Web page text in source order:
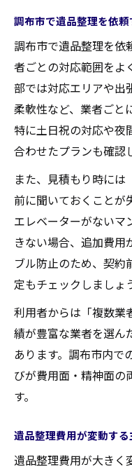
安心して依
遺品整理で
追加費用や
遺品整理で
料金面で後悔し
遺品整理で
料金とサー
遺品整理の
見積書の確
調布市で遺品整理を依
調布市で遺品整理を依
者ごとの対応範囲をよ
部では対応エリアや出
柔軟性など、業者ごと
特に土日祝の対応や夜
合わせたプランも確認
また、見積もり時に
前に聞いておくことが
エレベーターがないマ
きない場合、追加費用
ブル防止のため、契約
定もチェックしましょ
利用者からは「複数業
績が豊富な業者を選ん
あります。調布市内で
びが費用面・精神面の
す。
遺品整理費用が変動す
遺品整理費用が大きく